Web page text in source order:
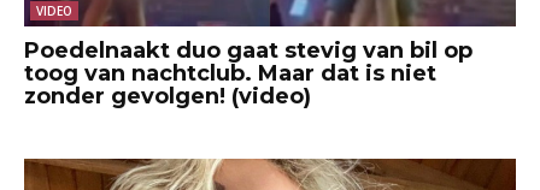
VIDEO
Poedelnaakt duo gaat stevig van bil op
toog van nachtclub. Maar dat is niet
zonder gevolgen! (video)